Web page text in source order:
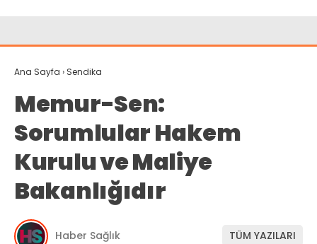
Ana Sayfa › Sendika
Memur-Sen:
Sorumlular Hakem
Kurulu ve Maliye
Bakanlığıdır
Haber Sağlık TÜM YAZILARI